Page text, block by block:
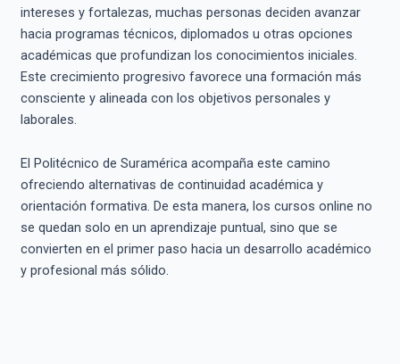
intereses y fortalezas, muchas personas deciden avanzar
hacia programas técnicos, diplomados u otras opciones
académicas que profundizan los conocimientos iniciales.
Este crecimiento progresivo favorece una formación más
consciente y alineada con los objetivos personales y
laborales.
El Politécnico de Suramérica acompaña este camino
ofreciendo alternativas de continuidad académica y
orientación formativa. De esta manera, los cursos online no
se quedan solo en un aprendizaje puntual, sino que se
convierten en el primer paso hacia un desarrollo académico
y profesional más sólido.